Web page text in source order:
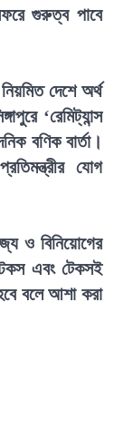
গুরুত্ব পাবে
দেশে অর্থ
‘রেমিট্যান্স
বণিক বার্তা।
যোগ
ও বিনিয়োগের
এবং টেকসই
বলে আশা করা